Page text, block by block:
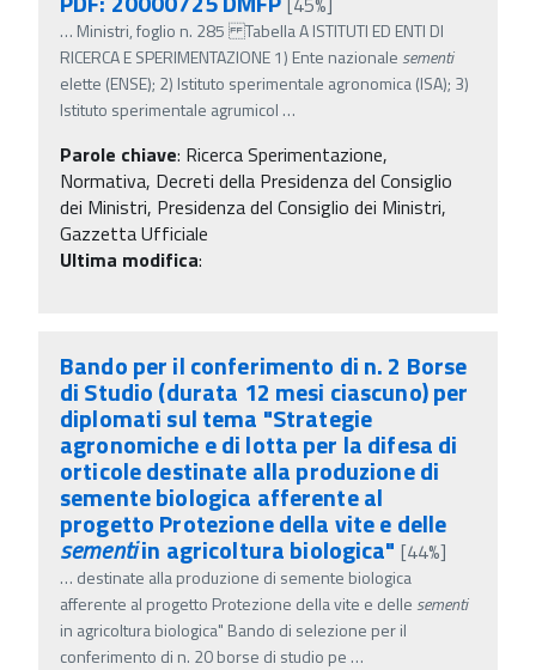
… Ministri, foglio n. 285 Tabella A ISTITUTI ED ENTI DI
RICERCA E SPERIMENTAZIONE 1) Ente nazionale sementi
elette (ENSE); 2) Istituto sperimentale agronomica (ISA); 3)
Istituto sperimentale agrumicol …
Parole chiave: Ricerca Sperimentazione,
Normativa, Decreti della Presidenza del Consiglio
dei Ministri, Presidenza del Consiglio dei Ministri,
Gazzetta Ufficiale
Ultima modifica:
Bando per il conferimento di n. 2 Borse
di Studio (durata 12 mesi ciascuno) per
diplomati sul tema "Strategie
agronomiche e di lotta per la difesa di
orticole destinate alla produzione di
semente biologica afferente al
progetto Protezione della vite e delle
sementiin agricoltura biologica" [44%]
… destinate alla produzione di semente biologica
afferente al progetto Protezione della vite e delle sementi
in agricoltura biologica" Bando di selezione per il
conferimento di n. 20 borse di studio pe …